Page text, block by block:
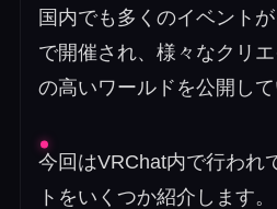
国内でも多くのイベント
で開催され、様々なクリ
の高いワールドを公開して
今回はVRChat内で行われ
トをいくつか紹介します